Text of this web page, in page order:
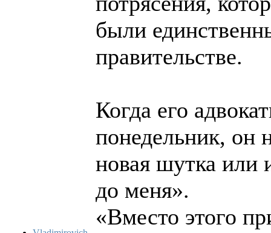
были
правительстве.
Когда его
понедельник, он
новая шутка или
до меня».
«Вместо этого